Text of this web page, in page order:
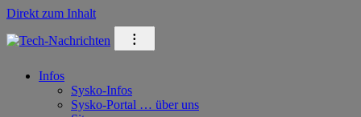
Direkt zum Inhalt
⁝
Infos
Sysko-Infos
Sysko-Portal … über uns